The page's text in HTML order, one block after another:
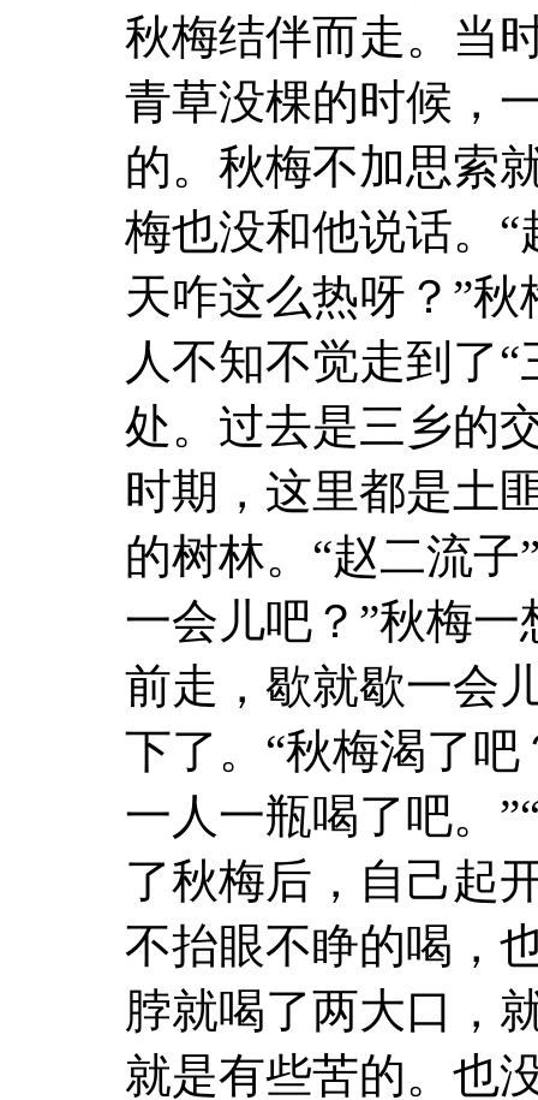
秋梅结伴而走。当
青草没棵的时候，
的。秋梅不加思索
梅也没和他说话。
天咋这么热呀？”
人不知不觉走到了
处。过去是三乡的
时期，这里都是土
的树林。“赵二流
一会儿吧？”秋梅
前走，歇就歇一会
下了。“秋梅渴了
一人一瓶喝了吧。
了秋梅后，自己起
不抬眼不睁的喝，
脖就喝了两大口，
就是有些苦的。也